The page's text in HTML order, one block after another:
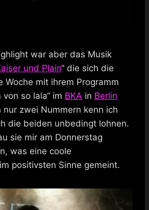
war aber das Musik
und Plain“ die sich die
Woche mit ihrem Programm
so lala“ im BKA in Berlin
zwei Nummern kenn ich
die beiden unbedingt lohnen.
sie mir am Donnerstag
was eine coole
positivsten Sinne gemeint.